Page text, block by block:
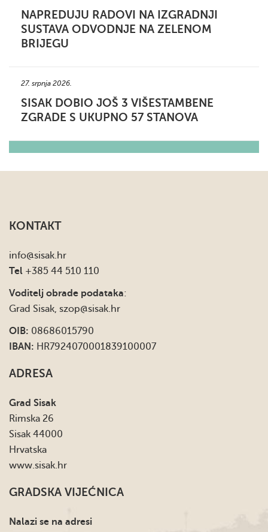
NAPREDUJU RADOVI NA IZGRADNJI
SUSTAVA ODVODNJE NA ZELENOM
BRIJEGU
27. srpnja 2026.
SISAK DOBIO JOŠ 3 VIŠESTAMBENE
ZGRADE S UKUPNO 57 STANOVA
KONTAKT
info@sisak.hr
Tel +385 44 510 110
Voditelj obrade podataka:
Grad Sisak, szop@sisak.hr
OIB: 08686015790
IBAN: HR7924070001839100007
ADRESA
Grad Sisak
Rimska 26
Sisak 44000
Hrvatska
www.sisak.hr
GRADSKA VIJEĆNICA
Nalazi se na adresi